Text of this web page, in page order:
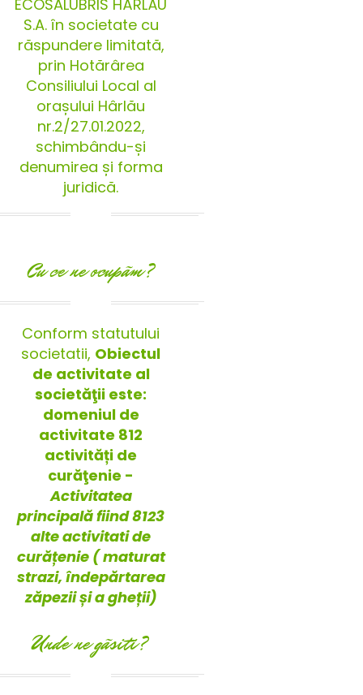
ECOSALUBRIS HÂRLĂU
S.A. în societate cu
răspundere limitată,
prin Hotărârea
Consiliului Local al
orașului Hârlău
nr.2/27.01.2022,
schimbându-și
denumirea și forma
juridică.
Cu ce ne ocupãm?
Conform statutului
societatii, Obiectul
de activitate al
societăţii este:
domeniul de
activitate 812
activități de
curăţenie -
Activitatea
principală fiind 8123
alte activitati de
curățenie ( maturat
strazi, îndepărtarea
zăpezii și a gheții)
Unde ne gãsiti?